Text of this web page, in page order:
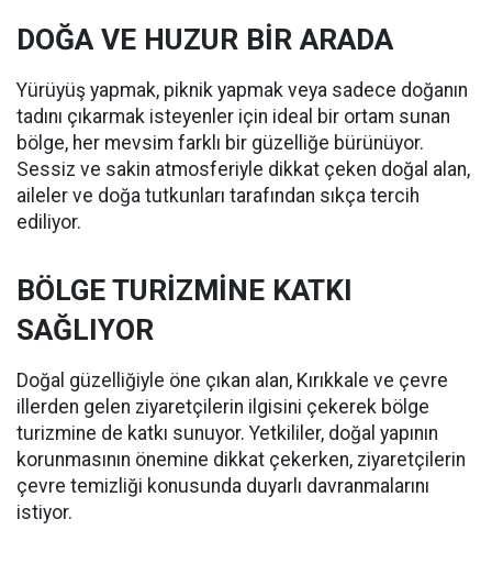
DOĞA VE HUZUR BİR ARADA
Yürüyüş yapmak, piknik yapmak veya sadece doğanın
tadını çıkarmak isteyenler için ideal bir ortam sunan
bölge, her mevsim farklı bir güzelliğe bürünüyor.
Sessiz ve sakin atmosferiyle dikkat çeken doğal alan,
aileler ve doğa tutkunları tarafından sıkça tercih
ediliyor.
BÖLGE TURİZMİNE KATKI
SAĞLIYOR
Doğal güzelliğiyle öne çıkan alan, Kırıkkale ve çevre
illerden gelen ziyaretçilerin ilgisini çekerek bölge
turizmine de katkı sunuyor. Yetkililer, doğal yapının
korunmasının önemine dikkat çekerken, ziyaretçilerin
çevre temizliği konusunda duyarlı davranmalarını
istiyor.